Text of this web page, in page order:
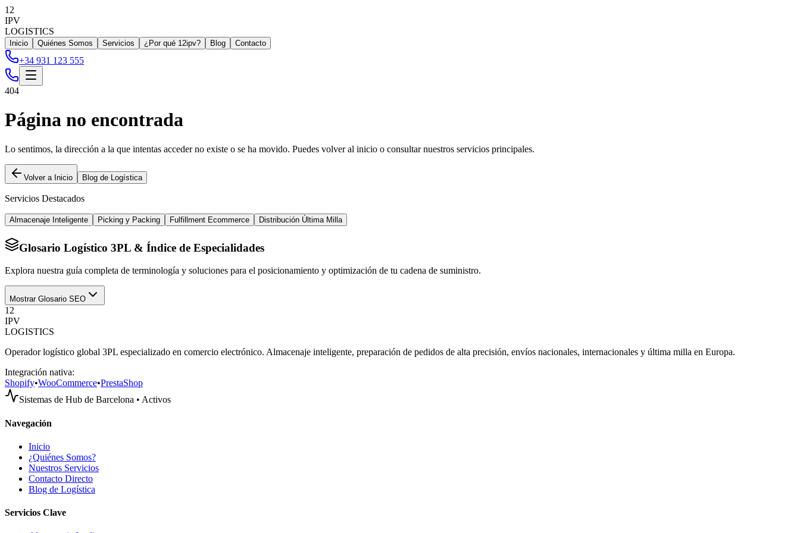
12
IPV
LOGISTICS
Inicio Quiénes Somos Servicios ¿Por qué 12ipv? Blog Contacto
+34 931 123 555
404
Página no encontrada
Lo sentimos, la dirección a la que intentas acceder no existe o se ha movido. Puedes volver al inicio o consultar nuestros servicios principales.
Volver a Inicio Blog de Logística
Servicios Destacados
Almacenaje Inteligente Picking y Packing Fulfillment Ecommerce Distribución Última Milla
Glosario Logístico 3PL & Índice de Especialidades
Explora nuestra guía completa de terminología y soluciones para el posicionamiento y optimización de tu cadena de suministro.
Mostrar Glosario SEO
12
IPV
LOGISTICS
Operador logístico global 3PL especializado en comercio electrónico. Almacenaje inteligente, preparación de pedidos de alta precisión, envíos nacionales, internacionales y última milla en Europa.
Integración nativa:
Shopify•WooCommerce•PrestaShop
Sistemas de Hub de Barcelona • Activos
Navegación
Inicio
¿Quiénes Somos?
Nuestros Servicios
Contacto Directo
Blog de Logística
Servicios Clave